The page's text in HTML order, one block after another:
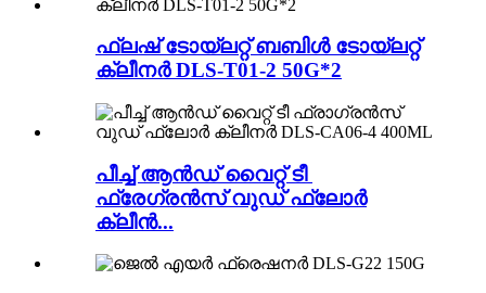
ഫ്ലഷ് ടോയ്‌ലറ്റ് ബബിൾ ടോയ്‌ലറ്റ്
ക്ലീനർ DLS-T01-2 50G*2
പീച്ച് ആൻഡ് വൈറ്റ് ടീ ​​
ഫ്രേഗ്രൻസ് വുഡ് ഫ്ലോർ
ക്ലീൻ...